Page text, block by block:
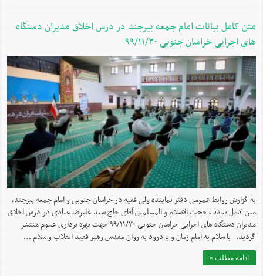
متن کامل بیانات امام جمعه بیرجند در درس اخلاق مدیران دستگاه
های اجرایی خراسان جنوبی ۹۹/۱۱/۳۰
به گزارش روابط عمومی دفتر نماینده ولی فقیه در خراسان جنوبی و امام جمعه بیرجند،
متن کامل بیانات حجت الاسلام و المسلمین آقای حاج سید علیرضا عبادی در درس اخلاق
مدیران دستگاه های اجرایی خراسان جنوبی ۹۹/۱۱/۳۰ جهت بهره برداری عموم منتشر
گردید. با سلام به امام زمان و با درود به روان مقدس رهبر فقید انقلاب و سلام …
ادامه مطلب »